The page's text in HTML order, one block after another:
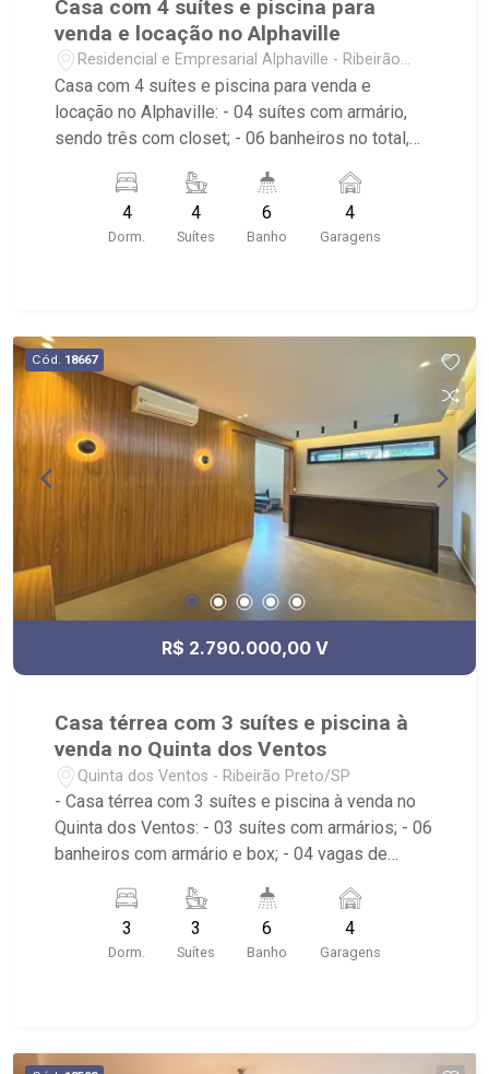
Casa com 4 suítes e piscina para
venda e locação no Alphaville
Residencial e Empresarial Alphaville - Ribeirão
Preto/SP
Casa com 4 suítes e piscina para venda e
locação no Alphaville: - 04 suítes com armário,
sendo três com closet; - 06 banheiros no total,
sendo lavabo; - 04 vagas de garagem, sendo
duas cobertas; - Living dois ambientes; - Salas
de Jantar e de TV; - Cozinha Americana e
hidro e cascata; - Condomínio: Portaria e
monitoramento 24hrs, playground, fiação
subterrânea e sarjetas mais largas; - Club House:
Quadras de tênis, Beach Tênis, Piscina,
Academia, Playground, Cinema, Espaço gourmet,
salão de festas, quadra poliesportiva e diversos
outros itens para um público seleto; - Próximo ao
CrossFit Bonfim, Restaurante Zucker, Mundo
Animal Centro Veterinário, Posto Alpha Center.
4
Dorm.
4
Suítes
6
Banho
4
Garagens
Cód. 18667
R$ 2.790.000,00 V
Casa térrea com 3 suítes e piscina à
venda no Quinta dos Ventos
Quinta dos Ventos - Ribeirão Preto/SP
- Casa térrea com 3 suítes e piscina à venda no
Quinta dos Ventos: - 03 suítes com armários; - 06
banheiros com armário e box; - 04 vagas de
- Sala de TV; - Home Theater; - Escritório; -
Cozinha Americana; - Despensa; - Área de
Serviço com banheiro; - Quintal; - Corredor lateral;
Portaria 24hrs, Piscina (Adulto / Infantil), Sauna,
3
Dorm.
3
Suítes
6
Banho
4
Garagens